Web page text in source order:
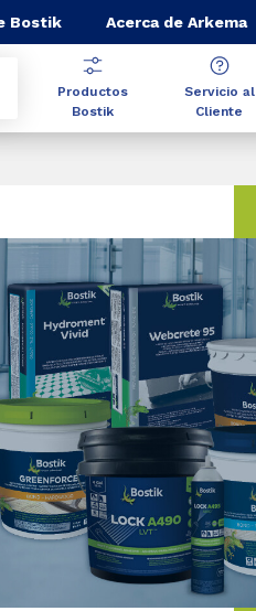
Bostik Acerca de Arkema
Productos
Bostik
Servicio al
Cliente